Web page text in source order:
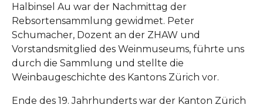
Halbinsel Au war der Nachmittag der
Rebsortensammlung gewidmet. Peter
Schumacher, Dozent an der ZHAW und
Vorstandsmitglied des Weinmuseums, führte uns
durch die Sammlung und stellte die
Weinbaugeschichte des Kantons Zürich vor.
Ende des 19. Jahrhunderts war der Kanton Zürich